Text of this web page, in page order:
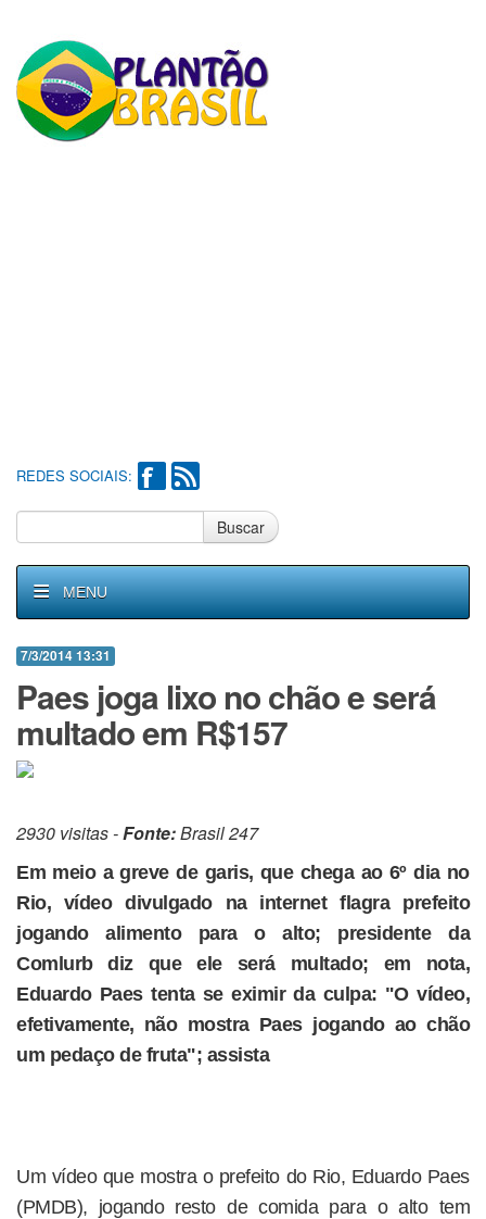
REDES SOCIAIS:
Buscar
MENU
7/3/2014 13:31
Paes joga lixo no chão e será
multado em R$157
2930 visitas -Fonte:Brasil 247
Em meio a greve de garis, que chega ao 6º dia no
Rio, vídeo divulgado na internet flagra prefeito
jogando alimento para o alto; presidente da
Comlurb diz que ele será multado; em nota,
Eduardo Paes tenta se eximir da culpa: "O vídeo,
efetivamente, não mostra Paes jogando ao chão
um pedaço de fruta"; assista
Um vídeo que mostra o prefeito do Rio, Eduardo Paes
(PMDB), jogando resto de comida para o alto tem